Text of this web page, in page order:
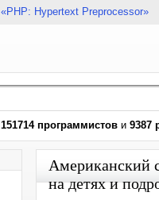
«PHP: Hypertext Preprocessor»
151714 программистов и 9387
Американский
на детях и